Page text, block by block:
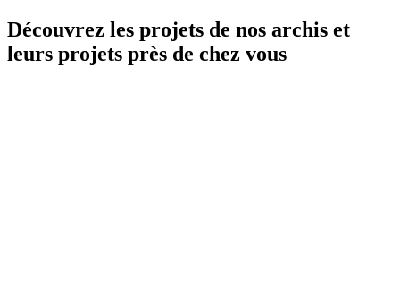
Découvrez les projets de nos archis et
leurs projets près de chez vous